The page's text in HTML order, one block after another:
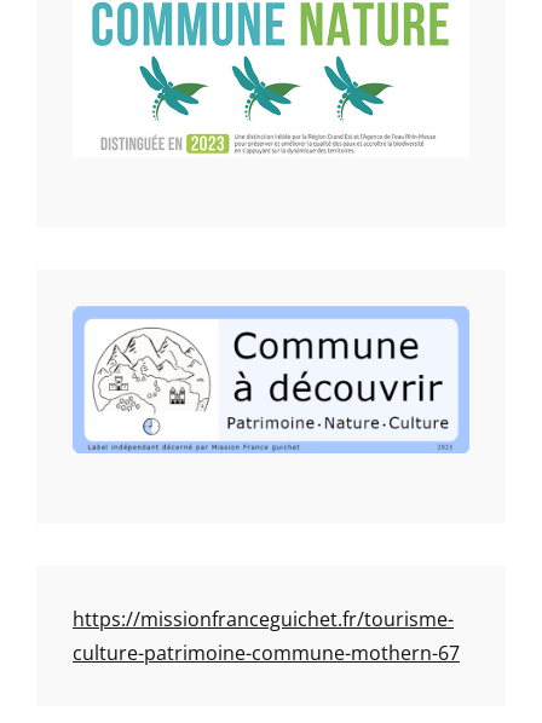
https://missionfranceguichet.fr/tourisme-
culture-patrimoine-commune-mothern-67